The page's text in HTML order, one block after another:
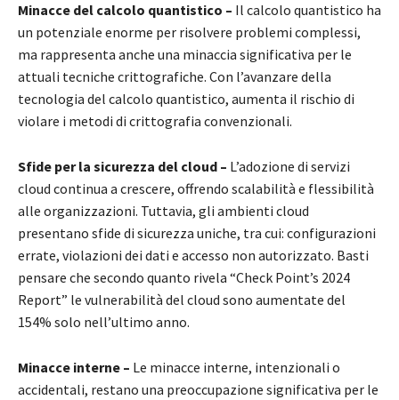
Minacce del calcolo quantistico – Il calcolo quantistico ha
un potenziale enorme per risolvere problemi complessi,
ma rappresenta anche una minaccia significativa per le
attuali tecniche crittografiche. Con l’avanzare della
tecnologia del calcolo quantistico, aumenta il rischio di
violare i metodi di crittografia convenzionali.
Sfide per la sicurezza del cloud – L’adozione di servizi
cloud continua a crescere, offrendo scalabilità e flessibilità
alle organizzazioni. Tuttavia, gli ambienti cloud
presentano sfide di sicurezza uniche, tra cui: configurazioni
errate, violazioni dei dati e accesso non autorizzato. Basti
pensare che secondo quanto rivela “Check Point’s 2024
Report” le vulnerabilità del cloud sono aumentate del
154% solo nell’ultimo anno.
Minacce interne – Le minacce interne, intenzionali o
accidentali, restano una preoccupazione significativa per le